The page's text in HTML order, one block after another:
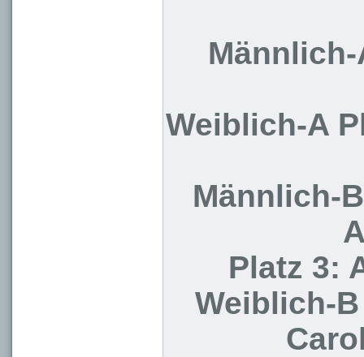
Weiblich-A
Männlich-
Platz 3:
Weiblich-